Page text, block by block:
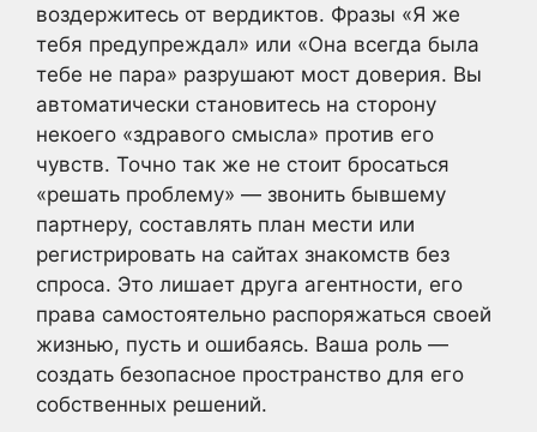
воздержитесь от вердиктов. Фразы «Я же
тебя предупреждал» или «Она всегда была
тебе не пара» разрушают мост доверия. Вы
автоматически становитесь на сторону
некоего «здравого смысла» против его
чувств. Точно так же не стоит бросаться
«решать проблему» — звонить бывшему
партнеру, составлять план мести или
регистрировать на сайтах знакомств без
спроса. Это лишает друга агентности, его
права самостоятельно распоряжаться своей
жизнью, пусть и ошибаясь. Ваша роль —
создать безопасное пространство для его
собственных решений.